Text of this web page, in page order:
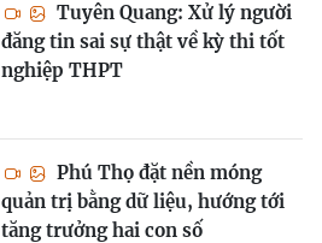
Tuyên Quang: Xử lý người
đăng tin sai sự thật về kỳ thi tốt
nghiệp THPT
Phú Thọ đặt nền móng
quản trị bằng dữ liệu, hướng tới
tăng trưởng hai con số